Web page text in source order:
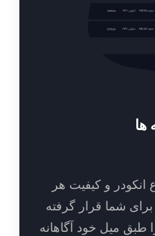
کیفیت هر
گرفته
خود آگاهانه